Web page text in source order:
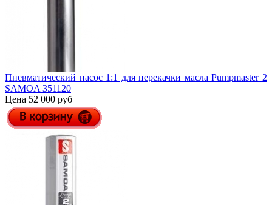
Пневматический насос 1:1 для перекачки масла Pumpmaster 2
SAMOA 351120
Цена 52 000 руб